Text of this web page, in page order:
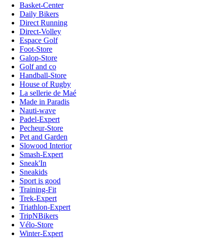
Basket-Center
Daily Bikers
Direct Running
Direct-Volley
Espace Golf
Foot-Store
Galop-Store
Golf and co
Handball-Store
House of Rugby
La sellerie de Maé
Made in Paradis
Nauti-wave
Padel-Expert
Pecheur-Store
Pet and Garden
Slowood Interior
Smash-Expert
Sneak'In
Sneakids
Sport is good
Training-Fit
Trek-Expert
Triathlon-Expert
TripNBikers
Vélo-Store
Winter-Expert